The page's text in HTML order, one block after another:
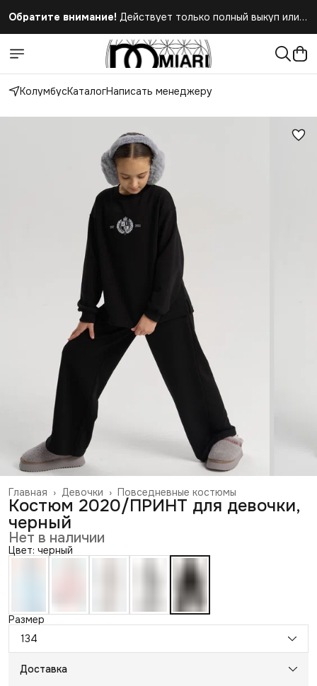
Обратите внимание! Действует только полный выкуп или
КолумбусКаталогНаписать менеджеру
Повседневные костюмы
Девочки ›
Главная ›
Костюм 2020/ПРИНТ для девочки,
черный
Нет в наличии
Цвет: черный
Размер
134
Доставка